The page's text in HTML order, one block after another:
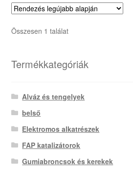
Összesen 1 találat
Termékkategóriák
Alváz és tengelyek
belső
Elektromos alkatrészek
FAP katalizátorok
Gumiabroncsok és kerekek